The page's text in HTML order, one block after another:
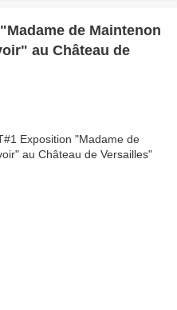
de Maintenon
au Château de